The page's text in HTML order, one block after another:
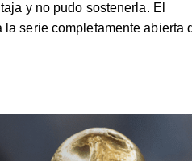
y no pudo sostenerla. El
serie completamente abierta